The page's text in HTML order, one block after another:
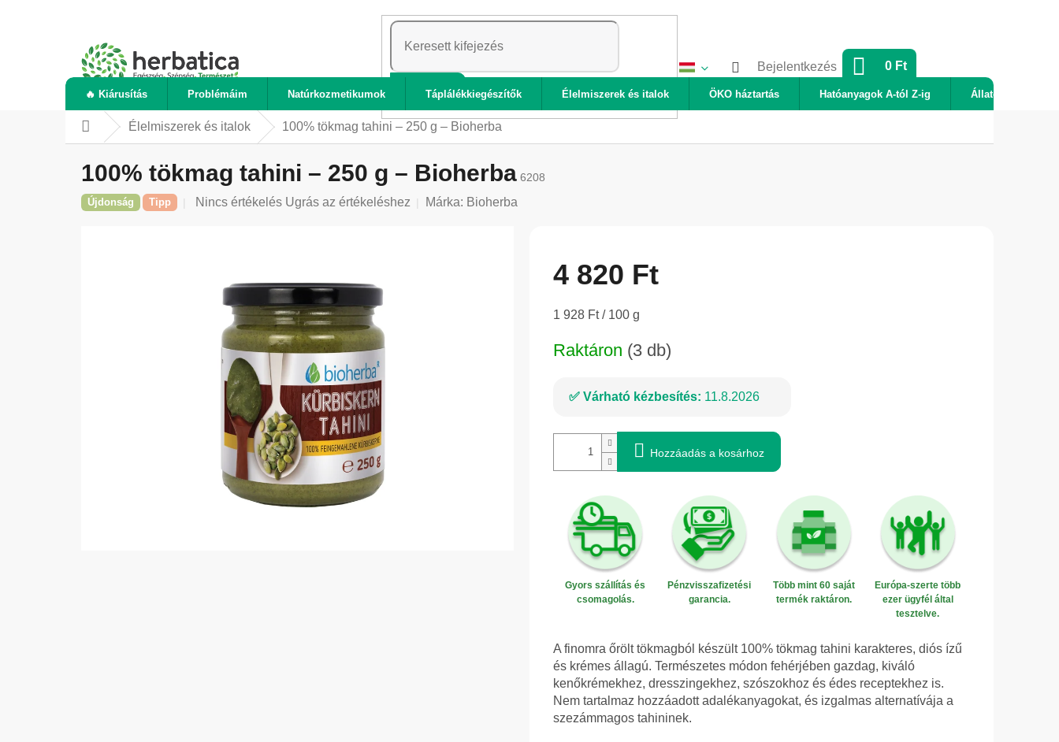
KERESÉS
Bejelentkezés KOSÁR
0 Ft
🔥 Kiárusítás Problémáim Natúrkozmetikumok Táplálékkiegészítők Élelmiszerek és italok ÖKO háztartás Hatóanyagok A-tól Z-ig Állatok
KezdőlapÉlelmiszerek és italok 100% tökmag tahini – 250 g – Bioherba
100% tökmag tahini – 250 g – Bioherba 6208
Újdonság Tipp
A
csillag.
Nincs értékelés Ugrás az értékeléshez Márka: Bioherba
4 820 Ft
Egységár:
1 928 Ft / 100 g
Raktáron (3 db)
Várható kézbesítés: 11.8.2026
Hozzáadás a kosárhoz
Gyors szállítás és
csomagolás.
Pénzvisszafizetési
garancia.
Több mint 60 saját
termék raktáron.
Európa-szerte több
ezer ügyfél által
tesztelve.
A finomra őrölt tökmagból készült 100% tökmag tahini karakteres, diós ízű
és krémes állagú. Természetes módon fehérjében gazdag, kiváló
kenőkrémekhez, dresszingekhez, szószokhoz és édes receptekhez is.
Nem tartalmaz hozzáadott adalékanyagokat, és izgalmas alternatívája a
szezámmagos tahininek.